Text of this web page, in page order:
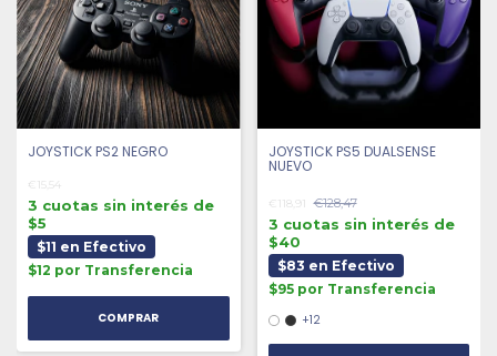
JOYSTICK PS2 NEGRO
€15,54
3 cuotas sin interés de
$5
$11 en Efectivo
$12 por Transferencia
JOYSTICK PS5 DUALSENSE
NUEVO
€118,91 €128,47
3 cuotas sin interés de
$40
$83 en Efectivo
$95 por Transferencia
+12